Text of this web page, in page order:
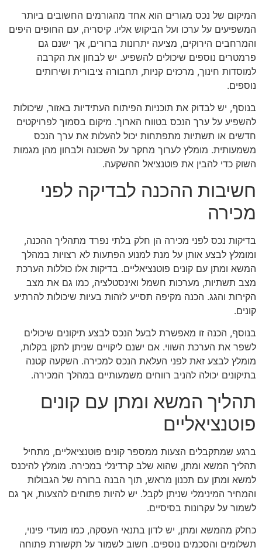
המיקום של נכס מגורים הוא אחד מהגורמים החשובים ביותר
המשפיעים על ערכו ועל הביקוש אליו. קיסריה, עם החופים היפים
והמרחבים הירוקים, מציעה יתרונות ברורים, אך ישנם גם
פרמטרים נוספים שיכולים להשפיע. יש לבחון את הקרבה
למוסדות חינוך, מרכזים קניות, תחבורה ציבורית ושירותים
נוספים.
בנוסף, יש לבדוק את תוכניות הפיתוח העתידיות באזור, שיכולות
להשפיע על ערך הנכס בטווח הארוך. מיקום בסמוך לפרויקטים
חדשים או תשתיות מתפתחות יכול להעלות את ערך הנכס
משמעותית. מומלץ לערוך מחקר על השכונה ולבחון מהן מגמות
השוק כדי להבין את פוטנציאל ההשקעה.
חשיבות ההכנה לבדיקה לפני
מכירה
בדיקות נכס לפני מכירה הן חלק בלתי נפרד מתהליך ההכנה,
ומומלץ לבצע אותן על מנת למנוע הפתעות לא רצויות במהלך
המשא ומתן עם קונים פוטנציאליים. בדיקות אלו כוללות הערכת
מצב תשתיות, מערכות חשמל ואינסטלציה, כמו גם את מצב
הקירות והגג. הכנה מקיפה תסייע לזהות בעיות שיכולות להרתיע
קונים.
בנוסף, הכנה זו מאפשרת לבעל הנכס לבצע תיקונים שיכולים
לשפר את הערכת השווי. אם ישנם ליקויים שניתן לתקן בקלות,
מומלץ לבצע זאת לפני העלאת הנכס למכירה. השקעה קטנה
בתיקונים יכולה להניב רווחים משמעותיים במהלך המכירה.
תהליך המשא ומתן עם קונים
פוטנציאליים
ברגע שמתקבלים הצעות ממספר קונים פוטנציאליים, מתחיל
תהליך המשא ומתן, שהוא שלב קרדינלי במכירה. מומלץ להיכנס
למשא ומתן עם תכנון מראש, תוך הבנה ברורה של הגבולות
והמחיר המינימלי שניתן לקבל. יש להיות פתוחים להצעות, אך גם
לשמור על עקרונות בסיסיים.
כחלק מהמשא ומתן, יש לדון בתנאי העסקה, כמו מועדי פינוי,
תשלומים והסכמים נוספים. חשוב לשמור על תקשורת פתוחה